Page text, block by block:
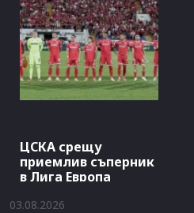
ЦСКА срещу
приемлив съперник
в Лига Европа
03.08.2026